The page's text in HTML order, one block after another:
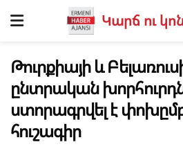
Կարճ ու
Թուրքիայի և
ընտրական
ստորագրվել է
հուշագիր